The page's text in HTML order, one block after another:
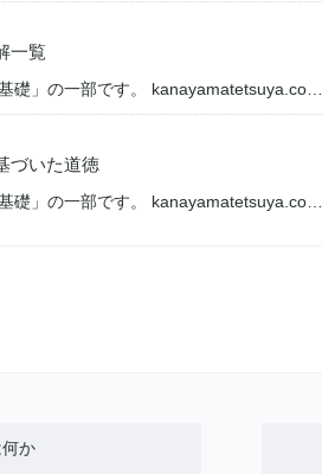
一覧
礎」の一部です。 kanayamatetsuya.co…
づいた道徳
礎」の一部です。 kanayamatetsuya.co…
か